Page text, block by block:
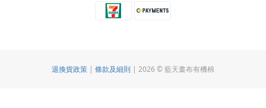
退換貨政策 | 條款及細則 | 2026 © 藍天畫布有機棉